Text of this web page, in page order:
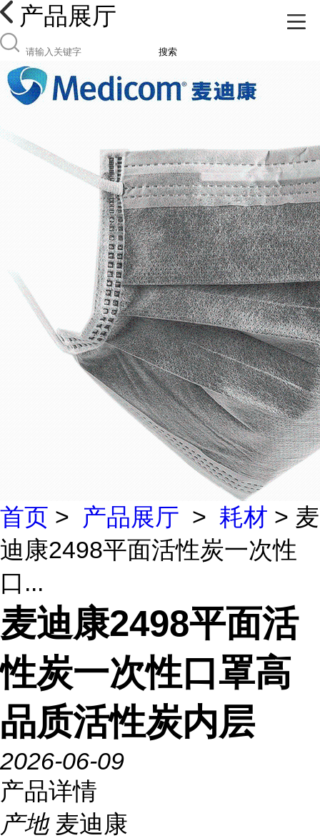
产品展厅
搜索
首页 > 产品展厅 > 耗材 > 麦
迪康2498平面活性炭一次性
口...
麦迪康2498平面活
性炭一次性口罩高
品质活性炭内层
2026-06-09
产品详情
产地 麦迪康